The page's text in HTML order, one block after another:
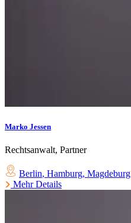
Marko Jessen
Rechtsanwalt, Partner
Berlin, Hamburg, Magdeburg
Mehr Details